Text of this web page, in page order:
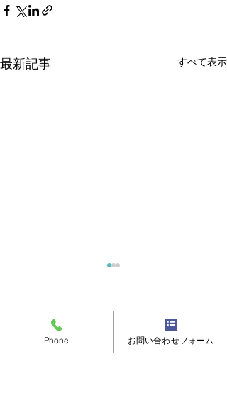
最新記事 すべて表示
コメント
Phone お問い合わせフォーム